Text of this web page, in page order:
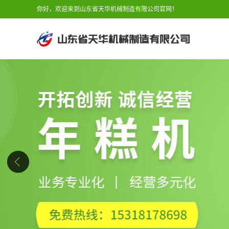
你好，欢迎来到山东省天华机械制造有限公司官网！